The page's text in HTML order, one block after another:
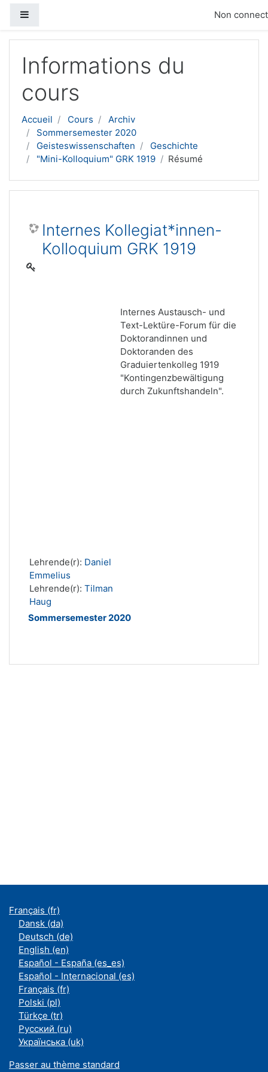
Non
Informations du
cours
Accueil Cours
Archiv
Sommersemester 2020
Geisteswissenschaften
Geschichte
"Mini-Kolloquium" GRK 1919
Résumé
Internes Kollegiat*innen-
Kolloquium GRK 1919
Internes Austausch- und
Text-Lektüre-Forum für die
Doktorandinnen und
Doktoranden des
Graduiertenkolleg 1919
"Kontingenzbewältigung
durch Zukunftshandeln".
Lehrende(r): Daniel
Emmelius
Lehrende(r): Tilman
Haug
Sommersemester 2020
Français ‎(fr)‎
Dansk ‎(da)‎
Deutsch ‎(de)‎
English ‎(en)‎
Español - España ‎(es_es)‎
Español - Internacional ‎(es)‎
Français ‎(fr)‎
Polski ‎(pl)‎
Türkçe ‎(tr)‎
Русский ‎(ru)‎
Українська ‎(uk)‎
Passer au thème standard